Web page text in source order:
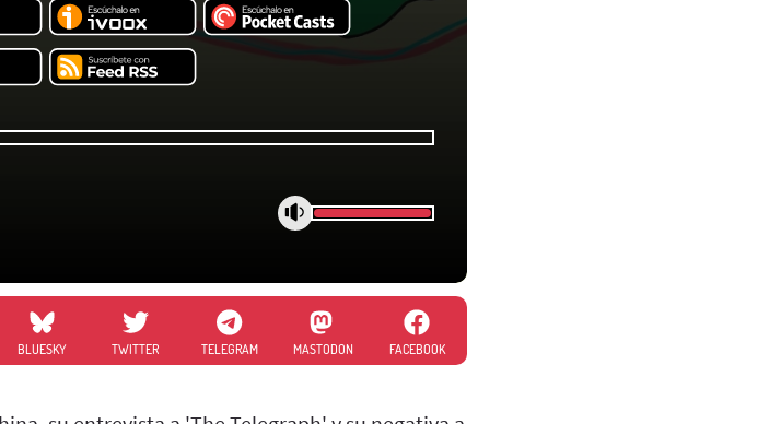
BLUESKY TWITTER TELEGRAM MASTODON FACEBOOK